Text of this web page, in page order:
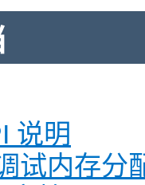
说明
试内存分